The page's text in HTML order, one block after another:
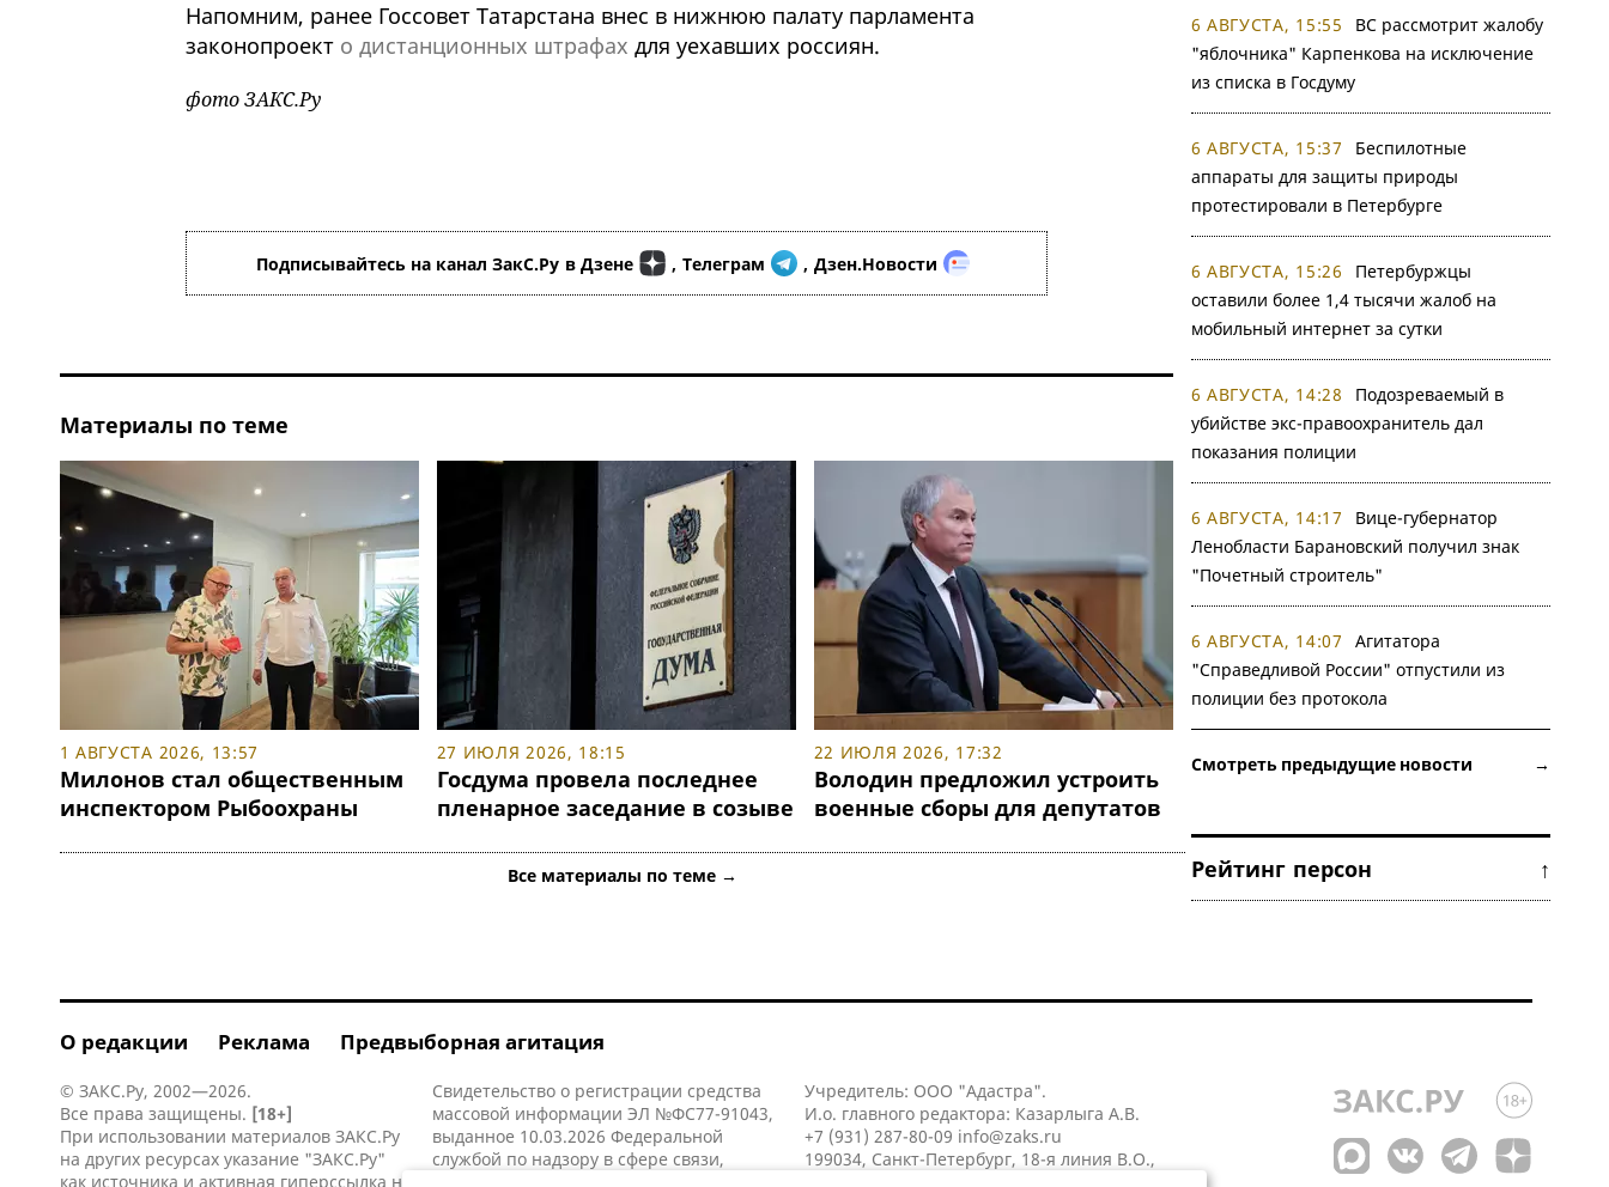
Напомним, ранее Госсовет Татарстана внес в нижнюю палату парламента
законопроект о дистанционных штрафах для уехавших россиян.
фото ЗАКС.Ру
Подписывайтесь на канал ЗакС.Ру в Дзене , Телеграм , Дзен.Новости
Материалы по теме
1 АВГУСТА 2026, 13:57
Милонов стал общественным
инспектором Рыбоохраны
27 ИЮЛЯ 2026, 18:15
Госдума провела последнее
пленарное заседание в созыве
22 ИЮЛЯ 2026, 17:32
Володин предложил устроить
военные сборы для депутатов
Все материалы по теме →
6 АВГУСТА, 15:55
ВС рассмотрит жалобу
"яблочника" Карпенкова на исключение
из списка в Госдуму
6 АВГУСТА, 15:37
Беспилотные
аппараты для защиты природы
протестировали в Петербурге
6 АВГУСТА, 15:26
Петербуржцы
оставили более 1,4 тысячи жалоб на
мобильный интернет за сутки
6 АВГУСТА, 14:28
Подозреваемый в
убийстве экс-правоохранитель дал
показания полиции
6 АВГУСТА, 14:17
Вице-губернатор
Ленобласти Барановский получил знак
"Почетный строитель"
6 АВГУСТА, 14:07
Агитатора
"Справедливой России" отпустили из
полиции без протокола
Смотреть предыдущие новости →
Рейтинг персон ↑
О редакции Реклама Предвыборная агитация
© ЗАКС.Ру, 2002—2026.
Все права защищены. [18+]
При использовании материалов ЗАКС.Ру
на других ресурсах указание "ЗАКС.Ру"
как источника и активная гиперссылка на
Свидетельство о регистрации средства
массовой информации ЭЛ №ФС77-91043,
выданное 10.03.2026 Федеральной
службой по надзору в сфере связи,
Учредитель: ООО "Адастра".
И.о. главного редактора: Казарлыга А.В.
+7 (931) 287-80-09 info@zaks.ru
199034, Санкт-Петербург, 18-я линия В.О.,